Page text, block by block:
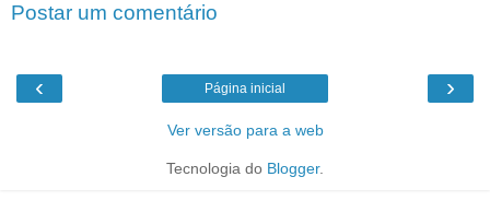
Postar um comentário
‹ ›
Página inicial
Ver versão para a web
Tecnologia do Blogger.